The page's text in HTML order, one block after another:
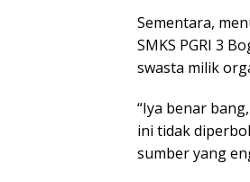
Sementara,
SMKS PGRI 3
swasta milik
“Iya benar
ini tidak
sumber yang